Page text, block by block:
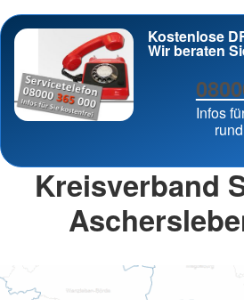
Kostenlose
Wir beraten
Infos
Kreisverband